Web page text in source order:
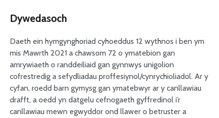
Dywedasoch
Daeth ein hymgynghoriad cyhoeddus 12 wythnos i ben ym
mis Mawrth 2021 a chawsom 72 o ymatebion gan
amrywiaeth o randdeiliaid gan gynnwys unigolion
cofrestredig a sefydliadau proffesiynol/cynrychioliadol. Ar y
cyfan, roedd barn gymysg gan ymatebwyr ar y canllawiau
drafft, a oedd yn datgelu cefnogaeth gyffredinol i’r
canllawiau mewn egwyddor ond llawer o betruster a